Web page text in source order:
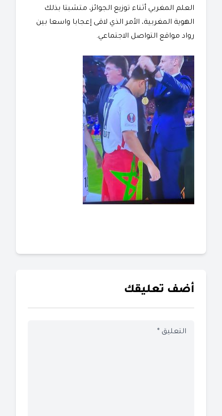
العلم المغربي أثناء توزيع الجوائز، متشبتا بذلك
الهوية المغربية، الأمر الذي لاقى إعجابا واسعا بين
رواد مواقع التواصل الاجتماعي.
أضف تعليقك